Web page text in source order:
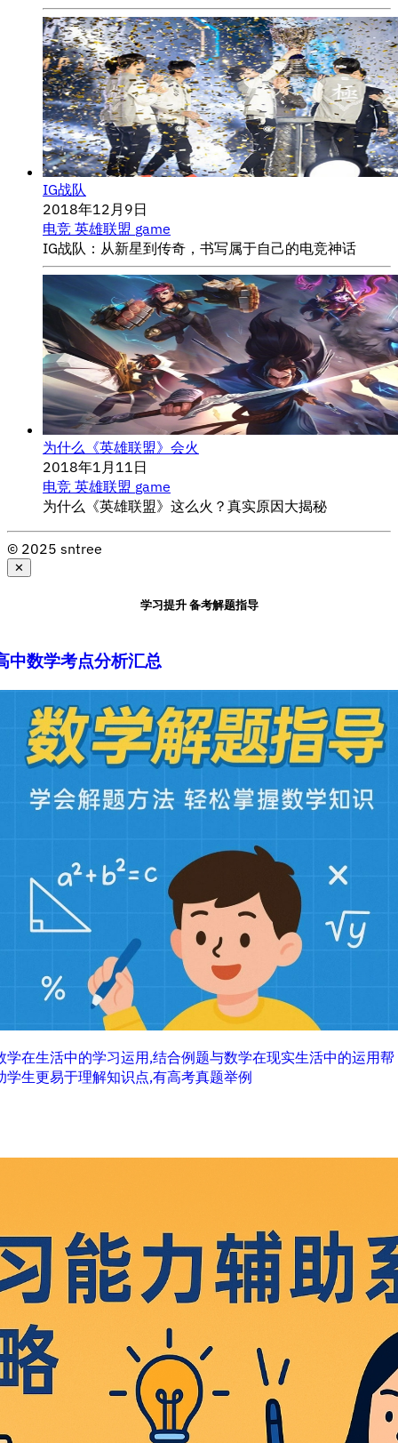
IG战队
2018年12月9日
电竞 英雄联盟 game
IG战队：从新星到传奇，书写属于自己的电竞神话
为什么《英雄联盟》会火
2018年1月11日
电竞 英雄联盟 game
为什么《英雄联盟》这么火？真实原因大揭秘
© 2025 sntree
✕
学习提升 备考解题指导
中数学考点分析汇总
学在生活中的学习运用,结合例题与数学在现实生活中的运用帮
学生更易于理解知识点,有高考真题举例